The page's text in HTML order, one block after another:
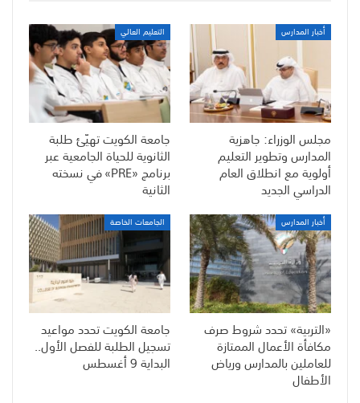
أخبار المدارس
مجلس الوزراء: جاهزية
المدارس وتطوير التعليم
أولوية مع انطلاق العام
الدراسي الجديد
التعليم العالي
جامعة الكويت تهيّئ طلبة
الثانوية للحياة الجامعية عبر
برنامج «PRE» في نسخته
الثانية
أخبار المدارس
«التربية» تحدد شروط صرف
مكافأة الأعمال الممتازة
للعاملين بالمدارس ورياض
الأطفال
الجامعات الخاصة
جامعة الكويت تحدد مواعيد
تسجيل الطلبة للفصل الأول..
البداية 9 أغسطس